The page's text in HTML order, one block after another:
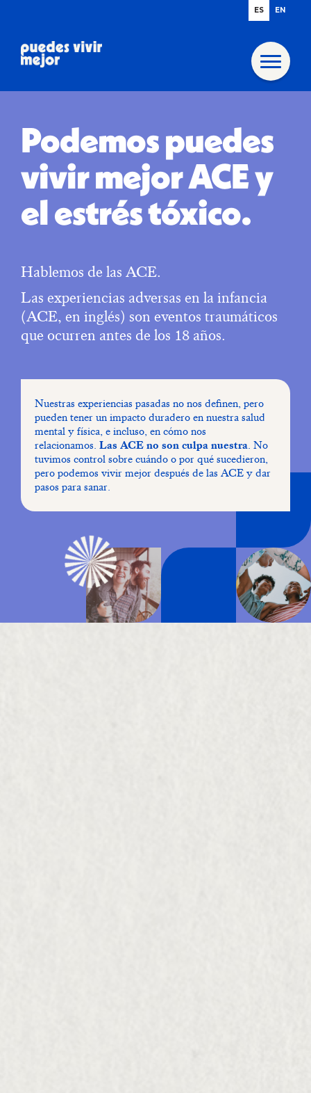
Podemos puedes
vivir mejor ACE y
el estrés tóxico.
Hablemos de las ACE.
Las experiencias adversas en la infancia
(ACE, en inglés) son eventos traumáticos
que ocurren antes de los 18 años.
Nuestras experiencias pasadas no nos definen, pero
pueden tener un impacto duradero en nuestra salud
mental y física, e incluso, en cómo nos
relacionamos. Las ACE no son culpa nuestra. No
tuvimos control sobre cuándo o por qué sucedieron,
pero podemos vivir mejor después de las ACE y dar
pasos para sanar.
ES EN